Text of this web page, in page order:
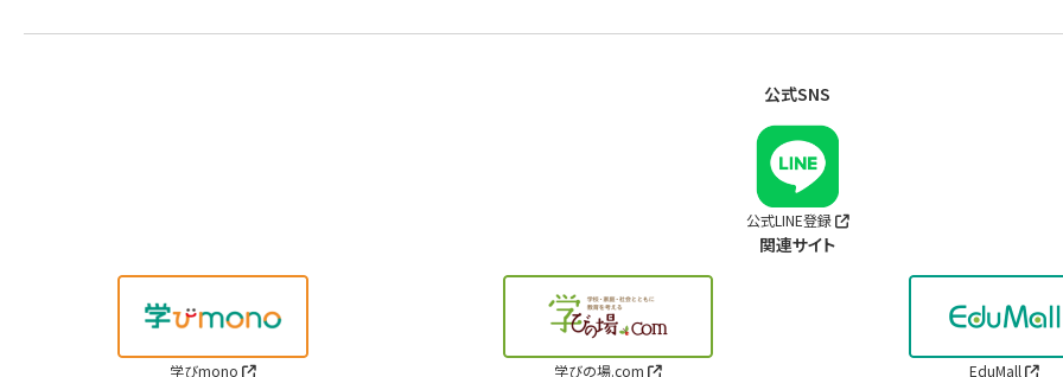
公式SNS
公式LINE登録
関連サイト
学びmono 学びの場.com EduMall